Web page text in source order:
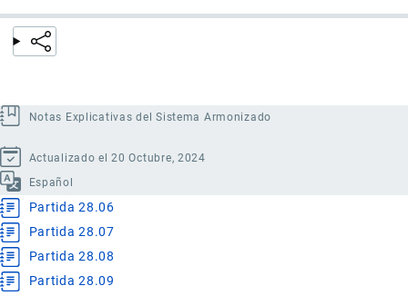
Notas Explicativas del Sistema Armonizado
Actualizado el 20 Octubre, 2024
Español
Partida 28.06
Partida 28.07
Partida 28.08
Partida 28.09